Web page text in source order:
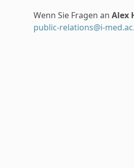
Wenn Sie Fragen an Alex
public-relations@i-